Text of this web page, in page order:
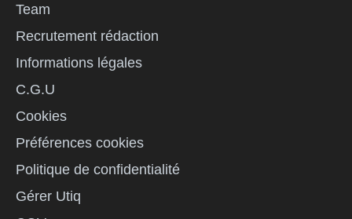
Team
Recrutement rédaction
Informations légales
C.G.U
Cookies
Préférences cookies
Politique de confidentialité
Gérer Utiq